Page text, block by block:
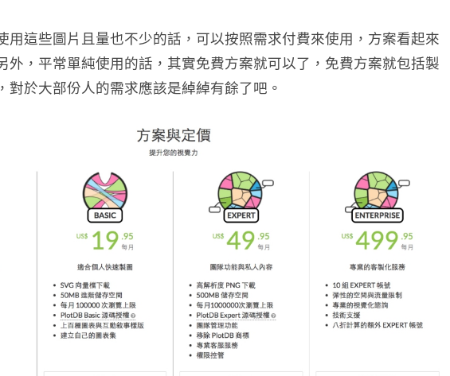
用這些圖片且量也不少的話，可以按照需求付費來使用，方案看起來
外，平常單純使用的話，其實免費方案就可以了，免費方案就包括製
對於大部份人的需求應該是綽綽有餘了吧。